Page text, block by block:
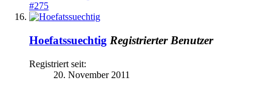
#275
Hoefatssuechtig Registrierter Benutzer
Registriert seit:
20. November 2011